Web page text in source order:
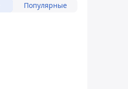
Популярные